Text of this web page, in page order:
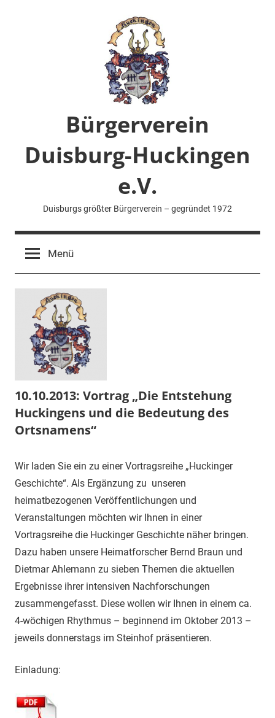
Bürgerverein
Duisburg-Huckingen
e.V.
Duisburgs größter Bürgerverein – gegründet 1972
Menü
10.10.2013: Vortrag „Die Entstehung
Huckingens und die Bedeutung des
Ortsnamens“
10.
Oktober
2013
1.
Vorsitzender
Veranstaltung,
Vortrag
Wir laden Sie ein zu einer Vortragsreihe „Huckinger
Geschichte“. Als Ergänzung zu unseren
heimatbezogenen Veröffentlichungen und
Veranstaltungen möchten wir Ihnen in einer
Vortragsreihe die Huckinger Geschichte näher bringen.
Dazu haben unsere Heimatforscher Bernd Braun und
Dietmar Ahlemann zu sieben Themen die aktuellen
Ergebnisse ihrer intensiven Nachforschungen
zusammengefasst. Diese wollen wir Ihnen in einem ca.
4-wöchigen Rhythmus – beginnend im Oktober 2013 –
jeweils donnerstags im Steinhof präsentieren.
Einladung: